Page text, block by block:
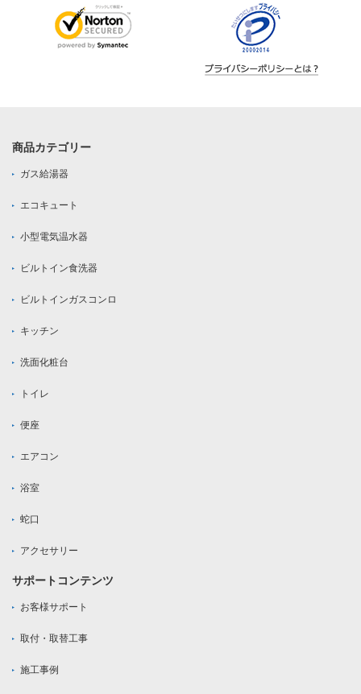
商品カテゴリー
ガス給湯器
エコキュート
小型電気温水器
ビルトイン食洗器
ビルトインガスコンロ
キッチン
洗面化粧台
トイレ
便座
エアコン
浴室
蛇口
アクセサリー
サポートコンテンツ
お客様サポート
取付・取替工事
施工事例